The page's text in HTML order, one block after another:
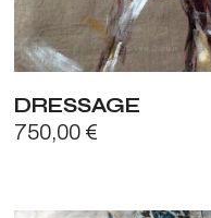
DRESSAGE
750,00 €